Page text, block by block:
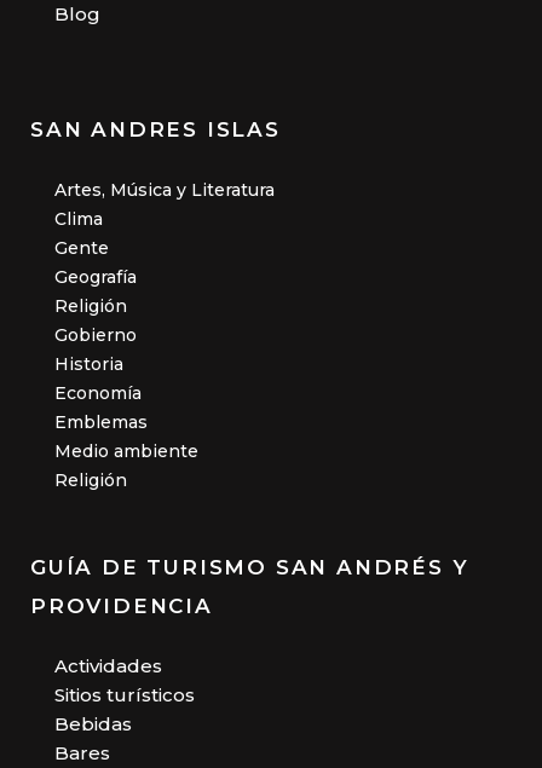
Blog
SAN ANDRES ISLAS
Artes, Música y Literatura
Clima
Gente
Geografía
Religión
Gobierno
Historia
Economía
Emblemas
Medio ambiente
Religión
GUÍA DE TURISMO SAN ANDRÉS Y
PROVIDENCIA
Actividades
Sitios turísticos
Bebidas
Bares